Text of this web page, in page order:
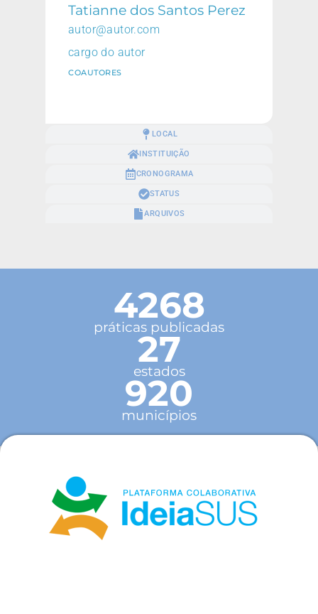
LOCAL
INSTITUIÇÃO
CRONOGRAMA
STATUS
ARQUIVOS
Tatianne dos Santos Perez
autor@autor.com
cargo do autor
COAUTORES
4268
práticas publicadas
27
estados
920
municípios